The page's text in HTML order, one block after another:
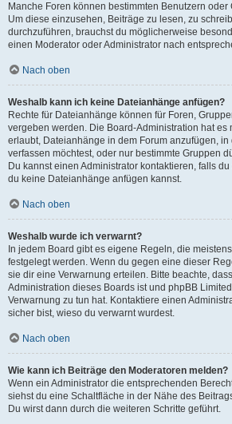
Manche Foren können bestimmten Benutzern
Um diese einzusehen, Beiträge zu lesen, zu
durchzuführen, brauchst du möglicherweise
einen Moderator oder Administrator nach
Nach oben
Weshalb kann ich keine Dateianhänge anfügen?
Rechte für Dateianhänge können für Foren,
vergeben werden. Die Board-Administration hat es
erlaubt, Dateianhänge in dem Forum anzufügen,
verfassen möchtest, oder nur bestimmte Gruppen
Du kannst einen Administrator kontaktieren, falls
du keine Dateianhänge anfügen kannst.
Nach oben
Weshalb wurde ich verwarnt?
In jedem Board gibt es eigene Regeln, die
festgelegt werden. Wenn du gegen eine dieser
sie dir eine Verwarnung erteilen. Bitte beachte,
Administration dieses Boards ist und phpBB
Verwarnung zu tun hat. Kontaktiere einen
sicher bist, wieso du verwarnt wurdest.
Nach oben
Wie kann ich Beiträge den Moderatoren melden?
Wenn ein Administrator die entsprechenden
siehst du eine Schaltfläche in der Nähe des
Du wirst dann durch die weiteren Schritte geführt.